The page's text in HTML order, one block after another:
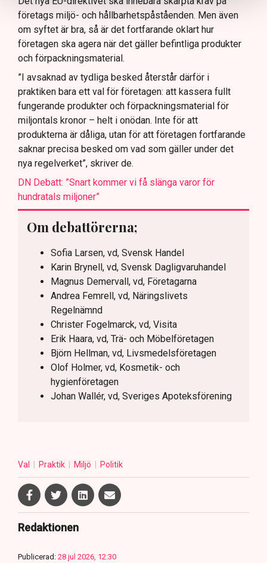
företags miljö- och hållbarhetspåståenden. Men även
om syftet är bra, så är det fortfarande oklart hur
företagen ska agera när det gäller befintliga produkter
och förpackningsmaterial.
”I avsaknad av tydliga besked återstår därför i
praktiken bara ett val för företagen: att kassera fullt
fungerande produkter och förpackningsmaterial för
miljontals kronor – helt i onödan. Inte för att
produkterna är dåliga, utan för att företagen fortfarande
saknar precisa besked om vad som gäller under det
nya regelverket”, skriver de.
DN Debatt: ”Snart kommer vi få slänga varor för
hundratals miljoner”
Om debattörerna;
Sofia Larsen, vd, Svensk Handel
Karin Brynell, vd, Svensk Dagligvaruhandel
Magnus Demervall, vd, Företagarna
Andrea Femrell, vd, Näringslivets
Regelnämnd
Christer Fogelmarck, vd, Visita
Erik Haara, vd, Trä- och Möbelföretagen
Björn Hellman, vd, Livsmedelsföretagen
Olof Holmer, vd, Kosmetik- och
hygienföretagen
Johan Wallér, vd, Sveriges Apoteksförening
Val Praktik Miljö Politik
Redaktionen
Publicerad: 28 jul 2026, 12:30